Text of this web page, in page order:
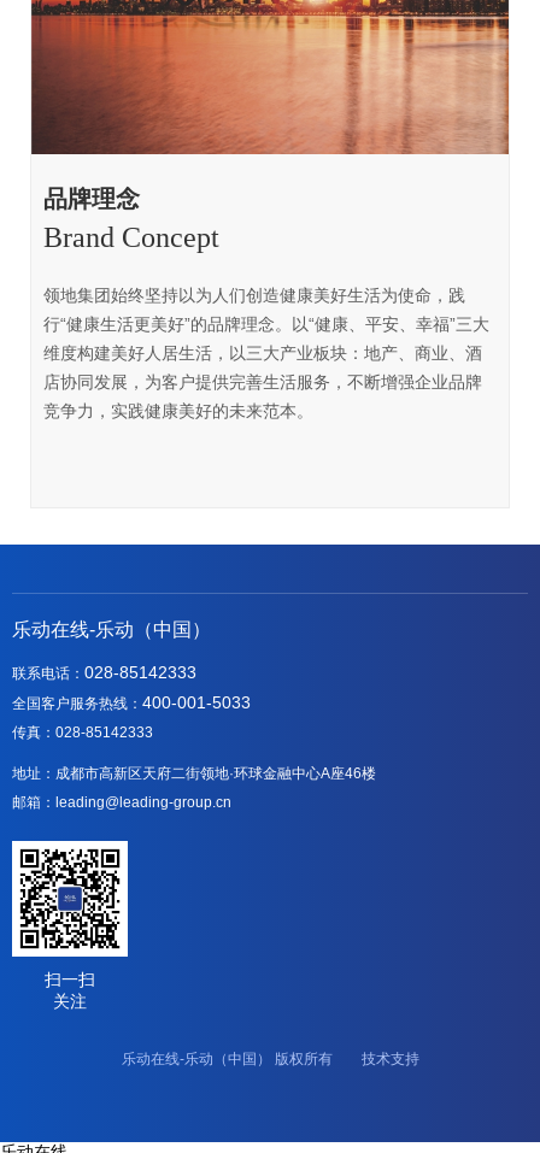
品牌理念
Brand Concept
领地集团始终坚持以为人们创造健康美好生活为使命，践
行“健康生活更美好”的品牌理念。以“健康、平安、幸福”三大
维度构建美好人居生活，以三大产业板块：地产、商业、酒
店协同发展，为客户提供完善生活服务，不断增强企业品牌
竞争力，实践健康美好的未来范本。
乐动在线-乐动（中国）
联系电话： 028-85142333
全国客户服务热线： 400-001-5033
传真：028-85142333
地址：成都市高新区天府二街领地·环球金融中心A座46楼
邮箱：leading@leading-group.cn
扫一扫
关注
乐动在线-乐动（中国） 版权所有 技术支持